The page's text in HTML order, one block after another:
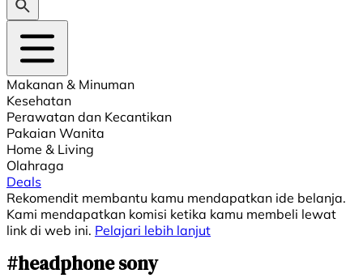
Makanan & Minuman
Kesehatan
Perawatan dan Kecantikan
Pakaian Wanita
Home & Living
Olahraga
Deals
Rekomendit membantu kamu mendapatkan ide belanja.
Kami mendapatkan komisi ketika kamu membeli lewat
link di web ini. Pelajari lebih lanjut
#headphone sony